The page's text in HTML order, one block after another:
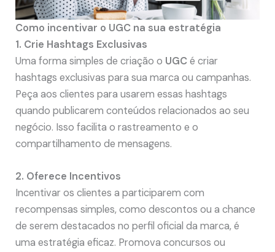
Como incentivar o UGC na sua estratégia
1. Crie Hashtags Exclusivas
Uma forma simples de criação o UGCé criar
hashtags exclusivas para sua marca ou campanhas.
Peça aos clientes para usarem essas hashtags
quando publicarem conteúdos relacionados ao seu
negócio. Isso facilita o rastreamento e o
compartilhamento de mensagens.
2. Oferece Incentivos
Incentivar os clientes a participarem com
recompensas simples, como descontos ou a chance
de serem destacados no perfil oficial da marca, é
uma estratégia eficaz. Promova concursos ou